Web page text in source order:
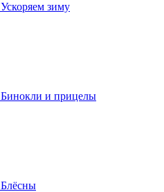
Ускоряем зиму
Бинокли и прицелы
Блёсны